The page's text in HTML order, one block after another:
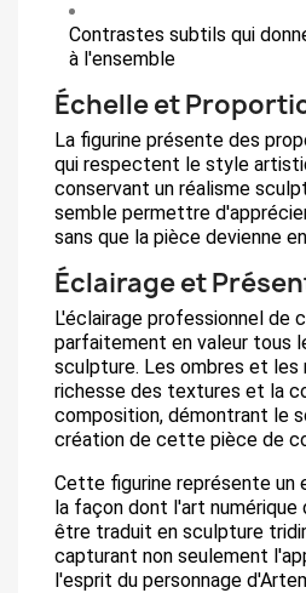
Contrastes subtils qui
à l'ensemble
Échelle et
La figurine présente des
qui respectent le style
conservant un réalisme
semble permettre
sans que la pièce devienne
Éclairage et
L'éclairage professionnel de
parfaitement en valeur tous
sculpture. Les ombres et
richesse des textures et la
composition, démontrant le
création de cette pièce de
Cette figurine représente un
la façon dont l'art numérique
être traduit en sculpture
capturant non seulement
l'esprit du personnage